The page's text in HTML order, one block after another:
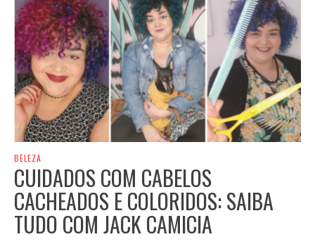
BELEZA
CUIDADOS COM CABELOS
CACHEADOS E COLORIDOS: SAIBA
TUDO COM JACK CAMICIA